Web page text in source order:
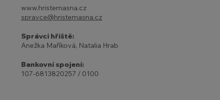
www.hristemasna.cz
spravce@hristemasna.cz
Správci hřiště:
Anežka Maříková, Natalia Hrab
Bankovní spojení:
107-6813820257 / 0100